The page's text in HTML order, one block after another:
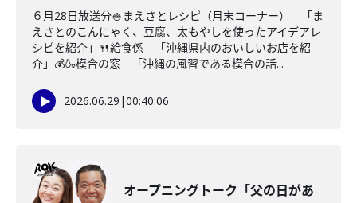
６月28日放送分🍚まえさとレシピ（月末コーナー） 「ま
えさとのこんにゃく、豆腐、太もやしを使ったアイデアレ
シピを紹介」🍴給食係 「沖縄県内のおいしいお店を紹
介」💰🍶模合の窓 「沖縄の風習である模合の話...
2026.06.29 |00:40:06
オープニングトーク「父の日があ